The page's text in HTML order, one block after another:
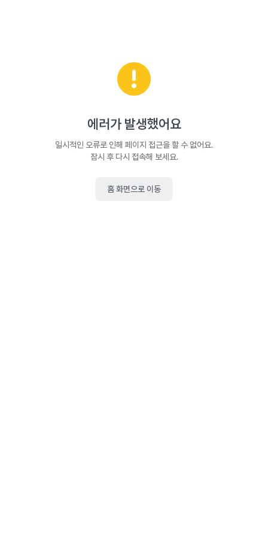
에러가 발생했어요
일시적인 오류로 인해 페이지 접근을 할 수 없어요.
잠시 후 다시 접속해 보세요.
홈 화면으로 이동